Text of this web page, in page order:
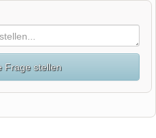
Frage stellen